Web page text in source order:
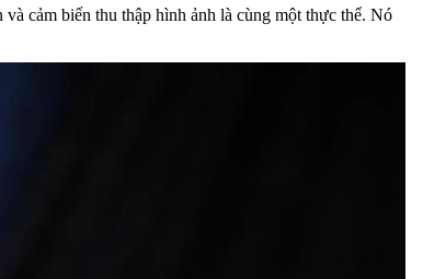
cảm biến thu thập hình ảnh là cùng một thực thể. Nó